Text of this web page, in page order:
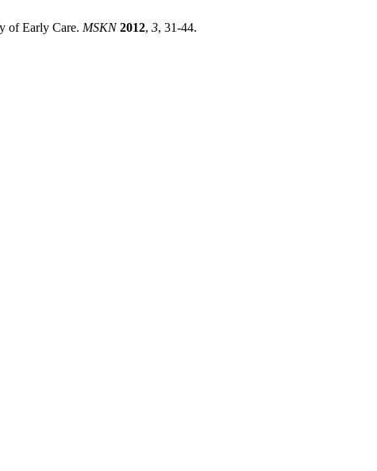
of Early Care. MSKN 2012, 3, 31-44.